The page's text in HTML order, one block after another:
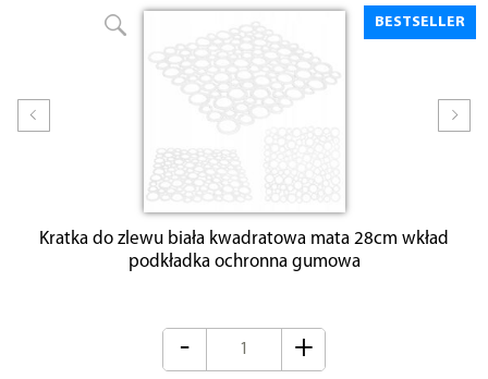
BESTSELLER
Prev
Kratka do zlewu biała kwadratowa mata 28cm wkład
podkładka ochronna gumowa
- +